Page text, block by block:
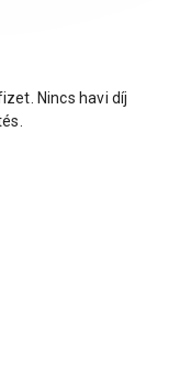
Nincs havi díj